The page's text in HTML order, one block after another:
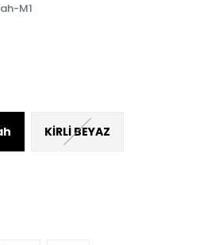
M1
KİRLİ BEYAZ